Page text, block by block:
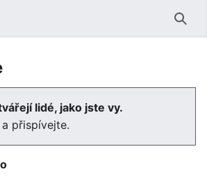
lidé, jako jste vy.
přispívejte.